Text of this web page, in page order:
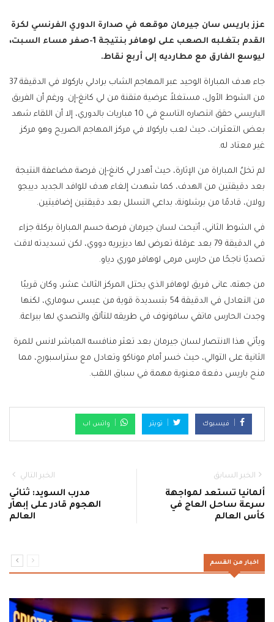
عزز باريس سان جيرمان موقعه في صدارة الدوري الفرنسي لكرة
القدم بتغلبه الصعب على لوهافر بنتيجة 1-صفر مساء السبت،
ليوسع الفارق مع مطارديه إلى أربع نقاط.
جاء هدف المباراة الوحيد عبر المهاجم الشاب برادلي باركولا في الدقيقة 37
من الشوط الأول، مستغلاً عرضية متقنة من لي كانغ-إن. ورغم أن الفريق
الباريسي حقق انتصاره التاسع في 10 مباريات بالدوري، إلا أن اللقاء شهد
بعض التعثرات، حيث لعب باركولا في مركز المهاجم الصريح وهو مركز
غير معتاد له.
لم تخلُ المباراة من الإثارة، حيث أهدر لي كانغ-إن فرصة مضاعفة النتيجة
بعد دقيقتين من الهدف، كما شهدت إلغاء هدف للوافد الجديد دييجو
رولان، قادمًا من برشلونة، بداعي التسلل بعد دقيقتين إضافيتين.
في الشوط الثاني، أتيحت لسان جيرمان فرصة حسم المباراة بركلة جزاء
في الدقيقة 79 بعد عرقلة تعرض لها ديزيريه دووي، لكن تسديدته لاقت
تصديًا ناجحًا من حارس مرمى لوهافر موري دياو.
من جهته، عانى فريق لوهافر الذي يحتل المركز الثالث عشر، وكان قريبًا
من التعادل في الدقيقة 54 بتسديدة قوية من عيسى سوماري، لكنها
وجدت الحارس ماتفي سافونوف في طريقه للتألق والتصدي لها ببراعة.
ويأتي هذا الانتصار لسان جيرمان بعد تعثر منافسه المباشر لانس للمرة
الثانية على التوالي، حيث خسر أمام موناكو وتعادل مع ستراسبورج، مما
منح باريس دفعة معنوية مهمة في سباق اللقب.
فيسبوك تويتر واتس اب
الخبر السابق
ألمانيا تستعد لمواجهة
سرعة ساحل العاج في
كأس العالم
الخبر التالي
مدرب السويد: ثنائي
الهجوم قادر على إبهار
العالم
اخبار من القسم